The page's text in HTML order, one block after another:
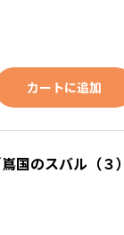
カートに追加
国のスバル（３